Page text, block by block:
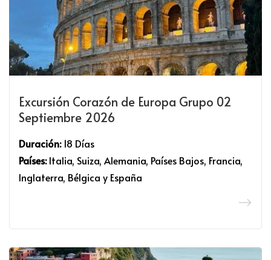
Excursión Corazón de Europa Grupo 02
Septiembre 2026
Duración:18 Días
Países:Italia, Suiza, Alemania, Países Bajos, Francia,
Inglaterra, Bélgica y España